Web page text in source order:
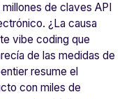
de claves API
¿La causa
vibe coding que
de las medidas de
resume el
con miles de